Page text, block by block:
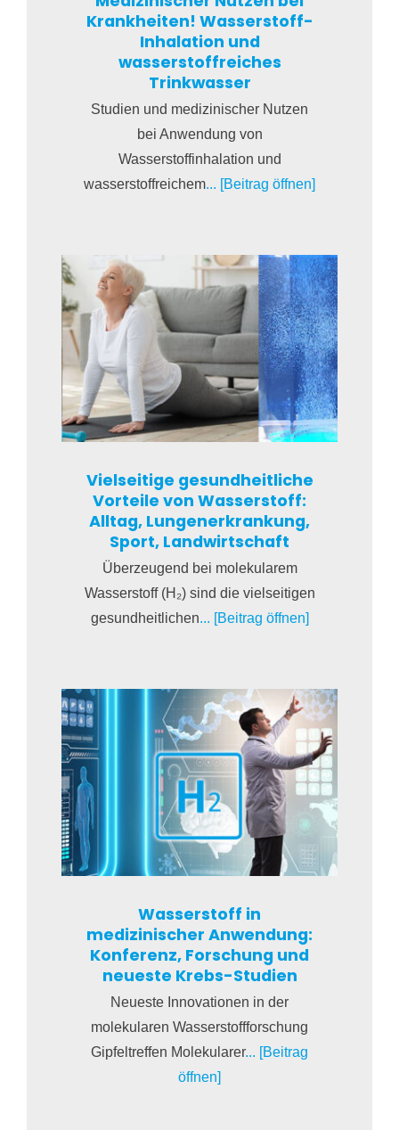
Krankheiten! Wasserstoff-
Inhalation und
wasserstoffreiches
Trinkwasser
Studien und medizinischer Nutzen
bei Anwendung von
Wasserstoffinhalation und
wasserstoffreichem... [Beitrag öffnen]
Vielseitige gesundheitliche
Vorteile von Wasserstoff:
Alltag, Lungenerkrankung,
Sport, Landwirtschaft
Überzeugend bei molekularem
Wasserstoff (H₂) sind die vielseitigen
gesundheitlichen... [Beitrag öffnen]
Wasserstoff in
medizinischer Anwendung:
Konferenz, Forschung und
neueste Krebs-Studien
Neueste Innovationen in der
molekularen Wasserstoffforschung
Gipfeltreffen Molekularer... [Beitrag
öffnen]